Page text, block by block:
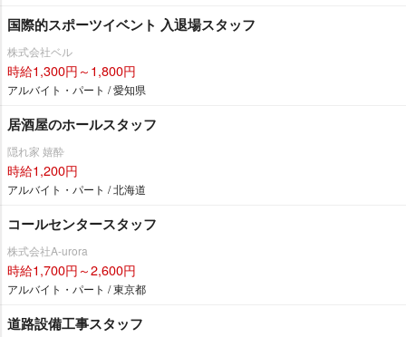
国際的スポーツイベント 入退場スタッフ
株式会社ベル
時給1,300円～1,800円
アルバイト・パート / 愛知県
居酒屋のホールスタッフ
隠れ家 嬉酔
時給1,200円
アルバイト・パート / 北海道
コールセンタースタッフ
株式会社A-urora
時給1,700円～2,600円
アルバイト・パート / 東京都
道路設備工事スタッフ